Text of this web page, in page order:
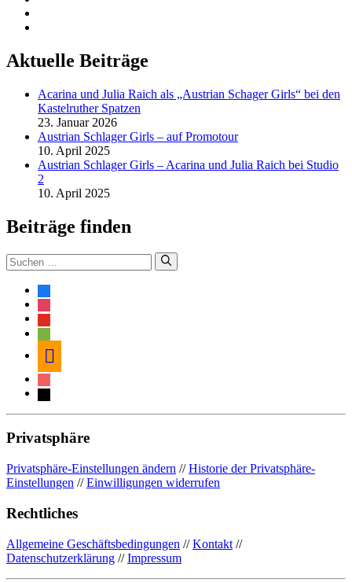
Aktuelle Beiträge
Acarina und Julia Raich als „Austrian Schager Girls“ bei den
Kastelruther Spatzen
23. Januar 2026
Austrian Schlager Girls – auf Promotour
10. April 2025
Austrian Schlager Girls – Acarina und Julia Raich bei Studio
2
10. April 2025
Beiträge finden
Suche
nach:
facebook
instagram
youtube
spotify
amazon
itunes
mail
Privatsphäre
Privatsphäre-Einstellungen ändern //Historie der Privatsphäre-
Einstellungen //Einwilligungen widerrufen
Rechtliches
Allgemeine Geschäftsbedingungen //Kontakt //
Datenschutzerklärung //Impressum